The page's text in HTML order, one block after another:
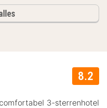
8.2
3-sterrenhotel